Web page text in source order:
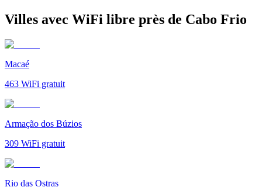
Villes avec WiFi libre près de Cabo Frio
Macaé
463 WiFi gratuit
Armação dos Búzios
309 WiFi gratuit
Rio das Ostras